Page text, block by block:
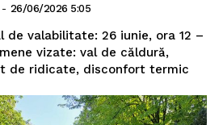
- 26/06/2026 5:05
de valabilitate: 26 iunie, ora 12 –
vizate: val de căldură,
de ridicate, disconfort termic